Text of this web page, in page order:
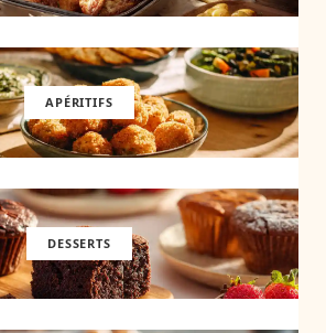
APÉRITIFS
DESSERTS